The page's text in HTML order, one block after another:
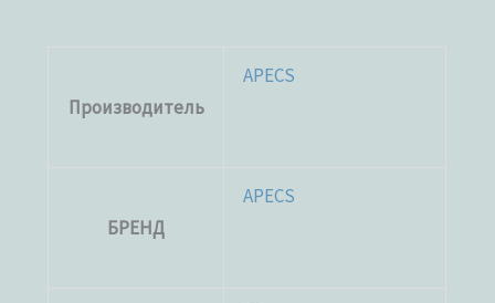
Производитель
APECS
БРЕНД
APECS